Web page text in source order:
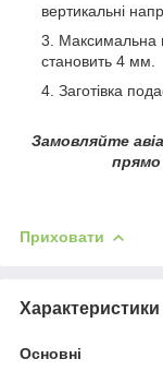
вертикальні
Максимальна
становить 4 мм.
Заготівка
Замовляйте
прямо
Приховати
Характеристики
Основні